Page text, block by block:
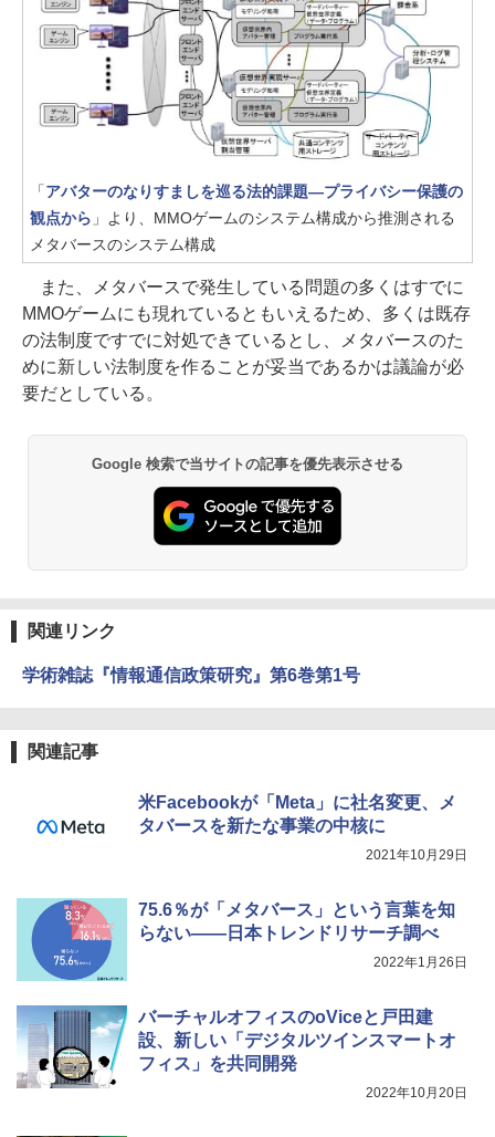
「アバターのなりすましを巡る法的課題―プライバシー保護の
観点から 」より、MMOゲームのシステム構成から推測される
メタバースのシステム構成
また、メタバースで発生している問題の多くはすでに
MMOゲームにも現れているともいえるため、多くは既存
の法制度ですでに対処できているとし、メタバースのた
めに新しい法制度を作ることが妥当であるかは議論が必
要だとしている。
Google 検索で当サイトの記事を優先表示させる
関連リンク
学術雑誌『情報通信政策研究』第6巻第1号
関連記事
米Facebookが「Meta」に社名変更、メ
タバースを新たな事業の中核に
2021年10月29日
75.6％が「メタバース」という言葉を知
らない――日本トレンドリサーチ調べ
2022年1月26日
バーチャルオフィスのoViceと戸田建
設、新しい「デジタルツインスマートオ
フィス」を共同開発
2022年10月20日